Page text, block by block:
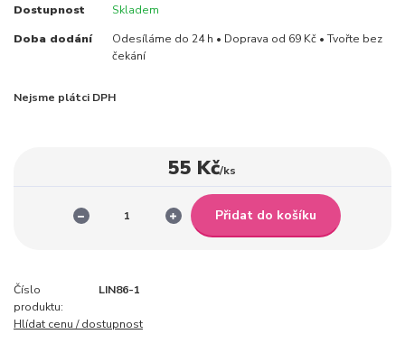
Dostupnost Skladem
Doba dodání
Odesíláme do 24 h • Doprava od 69 Kč • Tvořte bez
čekání
Nejsme plátci DPH
55 Kč/ks
Přidat do košíku
Číslo
produktu:
LIN86-1
Hlídat cenu / dostupnost